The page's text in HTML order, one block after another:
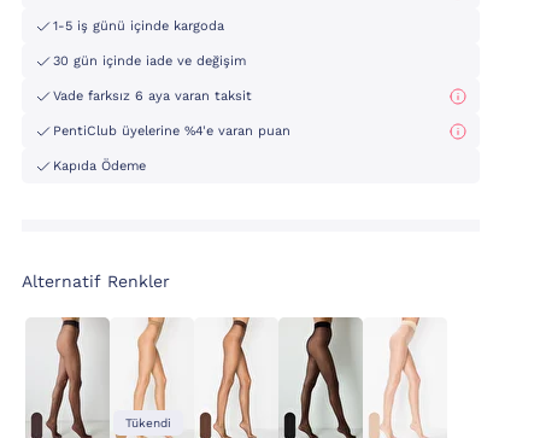
1-5 iş günü içinde kargoda
30 gün içinde iade ve değişim
Vade farksız 6 aya varan taksit
PentiClub üyelerine %4'e varan puan
Kapıda Ödeme
Alternatif Renkler
Tükendi